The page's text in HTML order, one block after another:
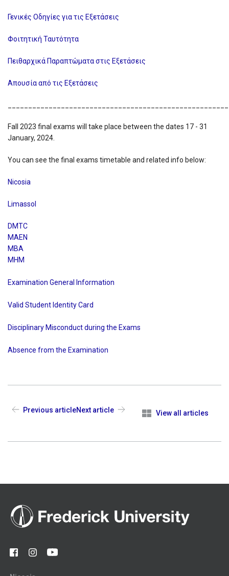
Γενικές Οδηγίες για τις Εξετάσεις
Φοιτητική Ταυτότητα
Πειθαρχικά Παραπτώματα στις Εξετάσεις
Απουσία από τις Εξετάσεις
Fall 2023 final exams will take place between the dates 17 - 31
January, 2024.
You can see the final exams timetable and related info below:
Nicosia
Limassol
DMTC
MAEN
MBA
MHM
Examination General Information
Valid Student Identity Card
Disciplinary Misconduct during the Exams
Absence from the Examination
Previous article View all articles
Next article